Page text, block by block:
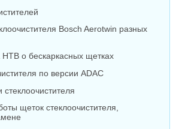
Bosch Aerotwin разных
НТВ о бескаркасных щетках
по версии ADAC
щеток стеклоочистителя,